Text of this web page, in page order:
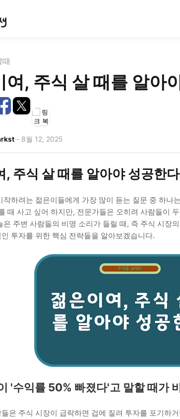
때
여, 주식 살 때를 알아
- 8월 12, 2025
, 주식 살 때를 알아야 성공한
작하려는 젊은이들에게 가장 많이 듣는 질문 중 하나
때 사고 싶어 하지만, 전문가들은 오히려 사람들이
은 주변 사람들의 비명 소리가 들릴 때, 즉 주식 시장
투자를 위한 핵심 전략들을 알아보겠습니다.
'수익률 50% 빠졌다'고 말할 때가
은 주식 시장이 급락하면 겁에 질려 투자를 포기하